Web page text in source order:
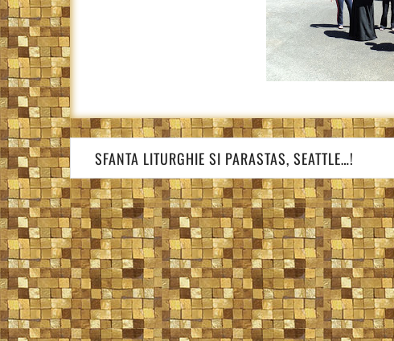
Navigare
în
articole
SFANTA LITURGHIE SI PARASTAS, SEATTLE…!